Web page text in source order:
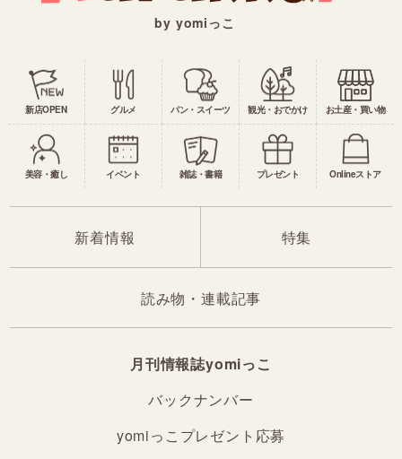
by yomiっこ
新店OPEN グルメ パン・スイーツ 観光・おでかけ お土産・買い物
美容・癒し イベント 雑誌・書籍 プレゼント Onlineストア
新着情報 特集
読み物・連載記事
月刊情報誌yomiっこ
バックナンバー
yomiっこプレゼント応募